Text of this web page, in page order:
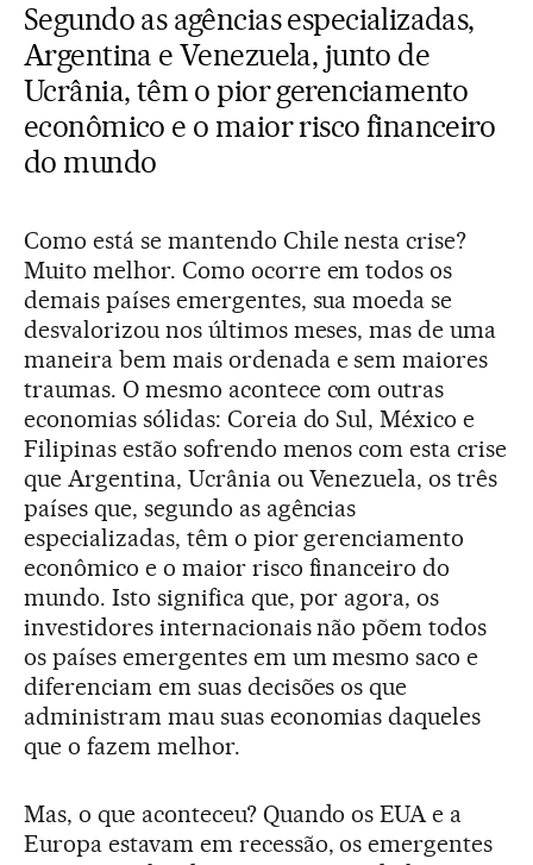
Segundo as agências especializadas,
Argentina e Venezuela, junto de
Ucrânia, têm o pior gerenciamento
econômico e o maior risco financeiro
do mundo
Como está se mantendo Chile nesta crise?
Muito melhor. Como ocorre em todos os
demais países emergentes, sua moeda se
desvalorizou nos últimos meses, mas de uma
maneira bem mais ordenada e sem maiores
traumas. O mesmo acontece com outras
economias sólidas: Coreia do Sul, México e
Filipinas estão sofrendo menos com esta crise
que Argentina, Ucrânia ou Venezuela, os três
países que, segundo as agências
especializadas, têm o pior gerenciamento
econômico e o maior risco financeiro do
mundo. Isto significa que, por agora, os
investidores internacionais não põem todos
os países emergentes em um mesmo saco e
diferenciam em suas decisões os que
administram mau suas economias daqueles
que o fazem melhor.
Mas, o que aconteceu? Quando os EUA e a
Europa estavam em recessão, os emergentes